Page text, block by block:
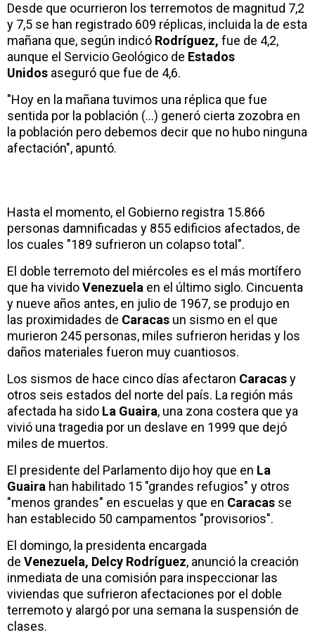
Desde que ocurrieron los terremotos de magnitud 7,2
y 7,5 se han registrado 609 réplicas, incluida la de esta
mañana que, según indicó Rodríguez, fue de 4,2,
aunque el Servicio Geológico de Estados
Unidos aseguró que fue de 4,6.
"Hoy en la mañana tuvimos una réplica que fue
sentida por la población (…) generó cierta zozobra en
la población pero debemos decir que no hubo ninguna
afectación", apuntó.
Hasta el momento, el Gobierno registra 15.866
personas damnificadas y 855 edificios afectados, de
los cuales "189 sufrieron un colapso total".
El doble terremoto del miércoles es el más mortífero
que ha vividoVenezuela en el último siglo. Cincuenta
y nueve años antes, en julio de 1967, se produjo en
las proximidades de Caracas un sismo en el que
murieron 245 personas, miles sufrieron heridas y los
daños materiales fueron muy cuantiosos.
Los sismos de hace cinco días afectaron Caracasy
otros seis estados del norte del país. La región más
afectada ha sido La Guaira, una zona costera que ya
vivió una tragedia por un deslave en 1999 que dejó
miles de muertos.
El presidente del Parlamento dijo hoy que en La
Guaira han habilitado 15 "grandes refugios" y otros
"menos grandes" en escuelas y que en Caracas se
han establecido 50 campamentos "provisorios".
El domingo, la presidenta encargada
de Venezuela, Delcy Rodríguez, anunció la creación
inmediata de una comisión para inspeccionar las
viviendas que sufrieron afectaciones por el doble
terremoto y alargó por una semana la suspensión de
clases.